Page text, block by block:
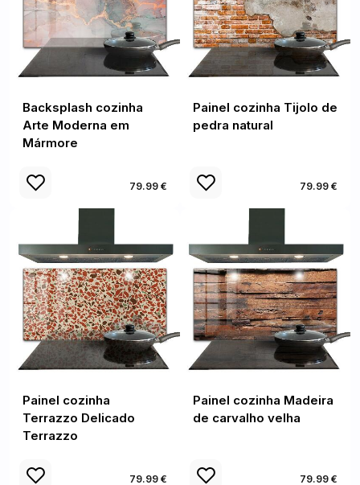
Backsplash cozinha
Arte Moderna em
Mármore
79.99 €
Painel cozinha Tijolo de
pedra natural
79.99 €
Painel cozinha
Terrazzo Delicado
Terrazzo
79.99 €
Painel cozinha Madeira
de carvalho velha
79.99 €